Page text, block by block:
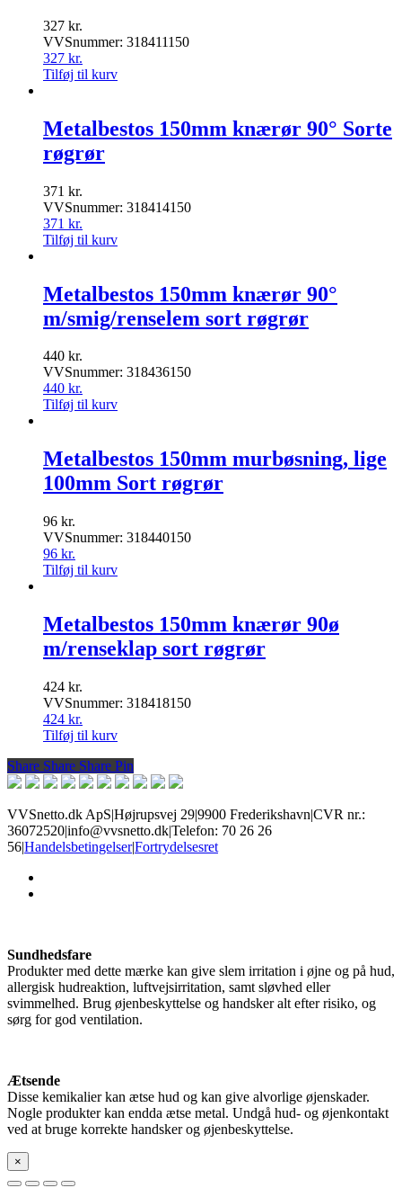
327 kr.
VVSnummer: 318411150
327 kr.
Tilføj til kurv
Metalbestos 150mm knærør 90° Sorte
røgrør
371 kr.
VVSnummer: 318414150
371 kr.
Tilføj til kurv
Metalbestos 150mm knærør 90°
m/smig/renselem sort røgrør
440 kr.
VVSnummer: 318436150
440 kr.
Tilføj til kurv
Metalbestos 150mm murbøsning, lige
100mm Sort røgrør
96 kr.
VVSnummer: 318440150
96 kr.
Tilføj til kurv
Metalbestos 150mm knærør 90ø
m/renseklap sort røgrør
424 kr.
VVSnummer: 318418150
424 kr.
Tilføj til kurv
Share
Share Share Share Pin
VVSnetto.dk ApS|Højrupsvej 29|9900 Frederikshavn|CVR nr.:
36072520|info@vvsnetto.dk|Telefon: 70 26 26
56|Handelsbetingelser|Fortrydelsesret
Sundhedsfare
Produkter med dette mærke kan give slem irritation i øjne og på hud,
allergisk hudreaktion, luftvejsirritation, samt sløvhed eller
svimmelhed. Brug øjenbeskyttelse og handsker alt efter risiko, og
sørg for god ventilation.
Ætsende
Disse kemikalier kan ætse hud og kan give alvorlige øjenskader.
Nogle produkter kan endda ætse metal. Undgå hud- og øjenkontakt
ved at bruge korrekte handsker og øjenbeskyttelse.
×